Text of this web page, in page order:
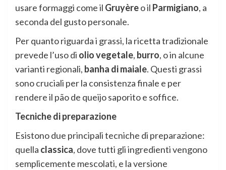
usare formaggi come il Gruyèreo il Parmigiano, a
seconda del gusto personale.
Per quanto riguarda i grassi, la ricetta tradizionale
prevede l’uso di olio vegetale, burro, o in alcune
varianti regionali, banha di maiale. Questi grassi
sono cruciali per la consistenza finale e per
rendere il pão de queijo saporito e soffice.
Tecniche di preparazione
Esistono due principali tecniche di preparazione:
quella classica, dove tutti gli ingredienti vengono
semplicemente mescolati, e la versione